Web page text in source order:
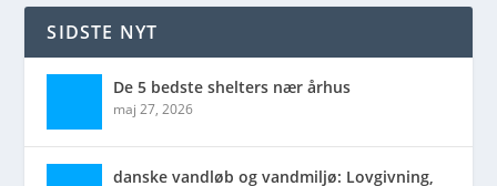
SIDSTE NYT
De 5 bedste shelters nær århus
maj 27, 2026
danske vandløb og vandmiljø: Lovgivning,